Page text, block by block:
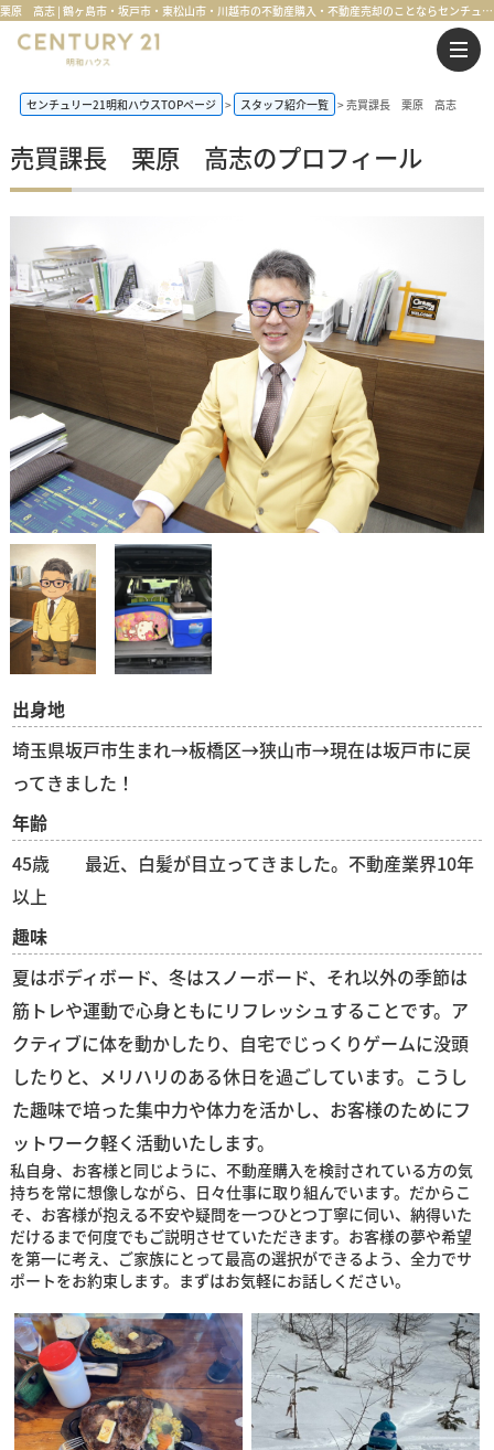
栗原 高志 | 鶴ヶ島市・坂戸市・東松山市・川越市の不動産購入・不動産売却のことならセンチュリー21明和ハウス
センチュリー21明和ハウスTOPページ スタッフ紹介一覧 売買課長 栗原 高志
売買課長 栗原 高志のプロフィール
出身地
埼玉県坂戸市生まれ→板橋区→狭山市→現在は坂戸市に戻
ってきました！
年齢
45歳 最近、白髪が目立ってきました。不動産業界10年
以上
趣味
夏はボディボード、冬はスノーボード、それ以外の季節は
筋トレや運動で心身ともにリフレッシュすることです。ア
クティブに体を動かしたり、自宅でじっくりゲームに没頭
したりと、メリハリのある休日を過ごしています。こうし
た趣味で培った集中力や体力を活かし、お客様のためにフ
ットワーク軽く活動いたします。
私自身、お客様と同じように、不動産購入を検討されている方の気
持ちを常に想像しながら、日々仕事に取り組んでいます。だからこ
そ、お客様が抱える不安や疑問を一つひとつ丁寧に伺い、納得いた
だけるまで何度でもご説明させていただきます。お客様の夢や希望
を第一に考え、ご家族にとって最高の選択ができるよう、全力でサ
ポートをお約束します。まずはお気軽にお話しください。